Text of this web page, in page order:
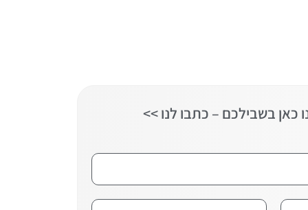
כאן בשבילכם – כתבו לנו >>